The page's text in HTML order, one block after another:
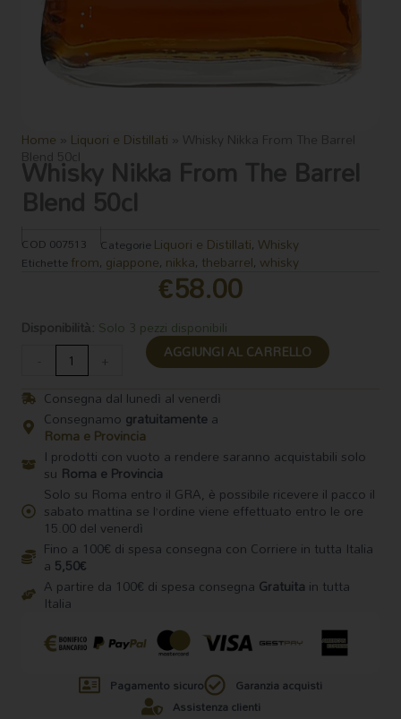
Home » Liquori e Distillati » Whisky Nikka From The Barrel
Blend 50cl
Whisky Nikka From The Barrel
Blend 50cl
COD 007513 CategorieLiquori e Distillati, Whisky
Etichettefrom, giappone, nikka, thebarrel, whisky
€58.00
Disponibilità: Solo 3 pezzi disponibili
Whisky
Nikka
Barrel
Blend
50cl
quantità
+
AGGIUNGI AL CARRELLO
Consegna dal lunedì al venerdì
Consegnamo gratuitamentea
Roma e Provincia
I prodotti con vuoto a rendere saranno acquistabili solo
su Roma e Provincia
Solo su Roma entro il GRA, è possibile ricevere il pacco il
sabato mattina se l’ordine viene effettuato entro le ore
15.00 del venerdì
Fino a 100€ di spesa consegna con Corriere in tutta Italia
a 5,50€
A partire da 100€ di spesa consegna Gratuita in tutta
Italia
Pagamento sicuro
Garanzia acquisti
Assistenza clienti